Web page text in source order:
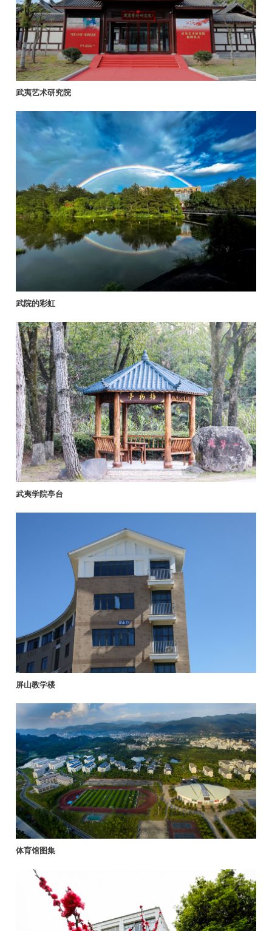
武夷艺术研究院
武院的彩虹
武夷学院亭台
屏山教学楼
体育馆图集